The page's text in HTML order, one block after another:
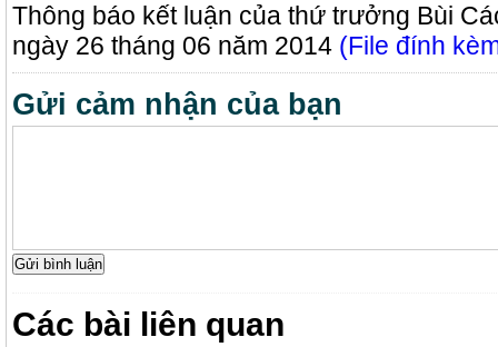
Thông báo kết luận của thứ trưởng Bùi
ngày 26 tháng 06 năm 2014 (File đính
Gửi cảm nhận của bạn
Các bài liên quan